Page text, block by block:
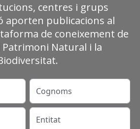
centres i grups
aporten publicacions al
de coneixement de
Patrimoni Natural i la
Cognoms
Entitat